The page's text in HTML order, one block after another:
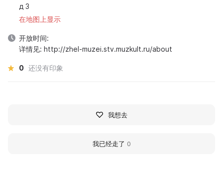
д 3
在地图上显示
开放时间:
详情见: http://zhel-muzei.stv.muzkult.ru/about
0 还没有印象
我想去
我已经走了 0